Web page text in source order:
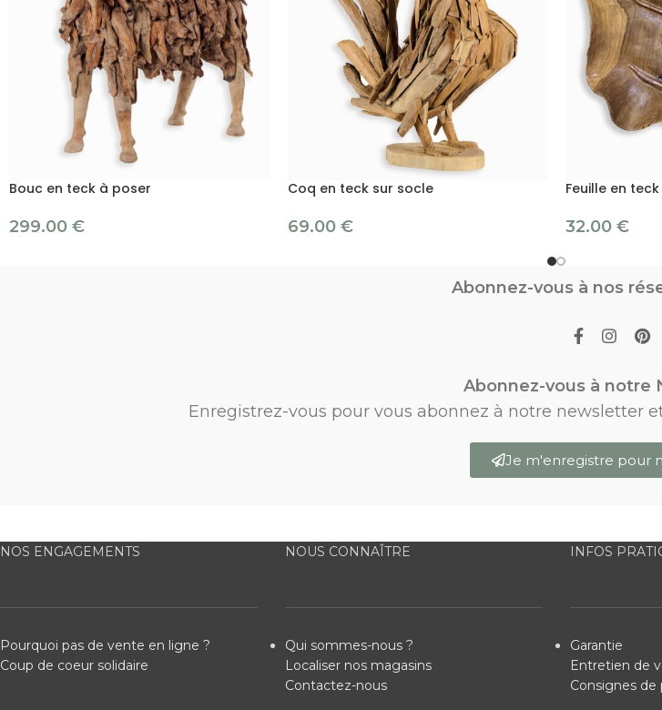
Bouc en teck à poser
299.00 €
Coq en teck sur socle
69.00 €
Feuille en
32.00 €
Abonnez-vous à nos
Abonnez-vous à notre
Enregistrez-vous pour vous abonnez à notre newsletter
Je m'enregistre pour
NOS ENGAGEMENTS
Pourquoi pas de vente en ligne ?
Coup de coeur solidaire
NOUS CONNAÎTRE
Qui sommes-nous ?
Localiser nos magasins
Contactez-nous
INFOS
Garantie
Entretien de
Consignes